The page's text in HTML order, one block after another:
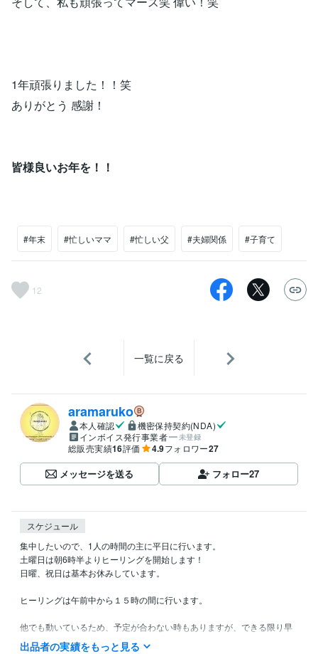
1年頑張りました！！笑
ありがとう 感謝！
皆様良いお年を！！
#年末 #忙しいママ #忙しい父 #夫婦関係 #子育て
12
一覧に戻る
aramaruko
本人確認
機密保持契約(NDA)
インボイス発行事業者
未登録
総販売実績16評価 4.9フォロワー27
メッセージを送る フォロー27
スケジュール
集中したいので、1人の時間の主に平日に行います。
土曜日は朝6時半よりヒーリングを開始します！
日曜、祝日は基本お休みしています。
ヒーリングは午前中から１５時の間に行います。
他でも動いているため、予定が合わない時もありますが、できる限り早
めに動けるようにいたします。
出品者の実績をもっと見る